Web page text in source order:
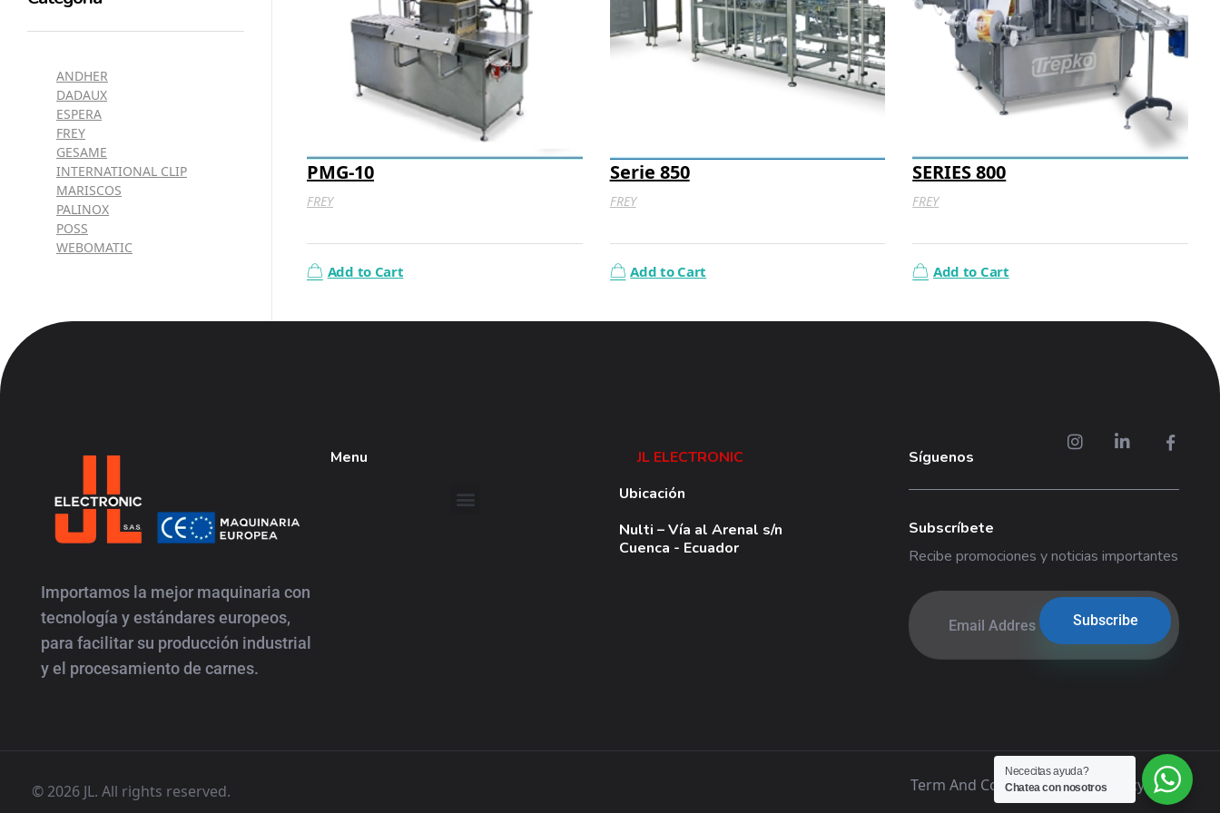
PMG-10
FREY
Add to Cart
Serie 850
FREY
Add to Cart
SERIES 800
FREY
Add to Cart
ANDHER
DADAUX
ESPERA
FREY
GESAME
INTERNATIONAL CLIP
MARISCOS
PALINOX
POSS
WEBOMATIC
Importamos la mejor maquinaria con
tecnología y estándares europeos,
para facilitar su producción industrial
y el procesamiento de carnes.
Menu
JL ELECTRONIC
Ubicación
Nulti – Vía al Arenal s/n
Cuenca - Ecuador
Síguenos
Subscríbete
Recibe promociones y noticias importantes
© 2026 JL. All rights reserved. Term And Conditions | Privacy Policy
Nececitas ayuda?
Chatea con nosotros